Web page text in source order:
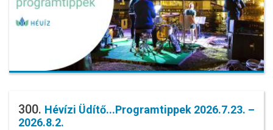
300. Hévízi Üdítő...Programtippek 2026.7.23. –
2026.8.2.